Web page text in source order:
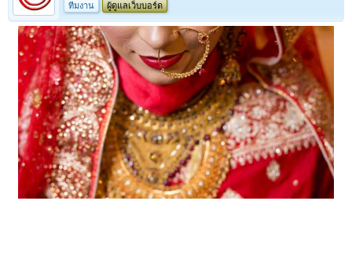
ทีมงาน
ผู้ดูแลเว็บบอร์ด